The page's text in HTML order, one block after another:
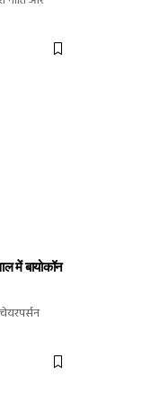
में बायोकॉन